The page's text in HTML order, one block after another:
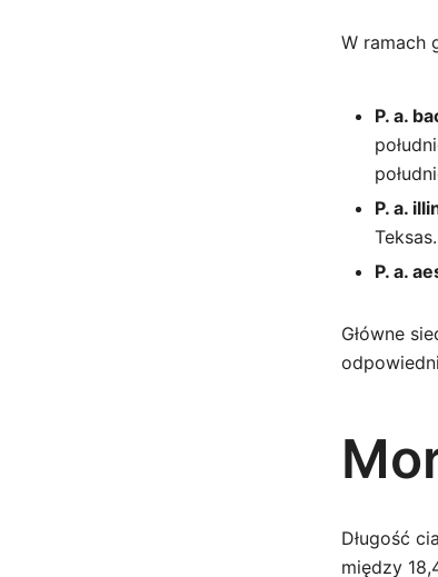
W ramach
P. a.
P. a.
P. a.
Główne
Długość
między